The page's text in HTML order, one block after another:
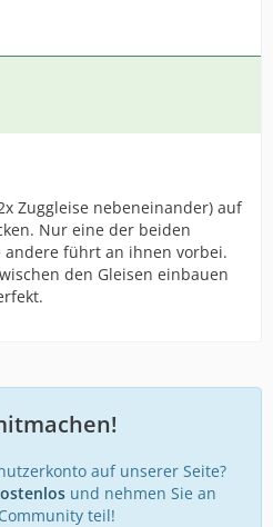
Zuggleise nebeneinander) auf
Nur eine der beiden
andere führt an ihnen vorbei.
den Gleisen einbauen
auf unserer Seite?
und nehmen Sie an
teil!